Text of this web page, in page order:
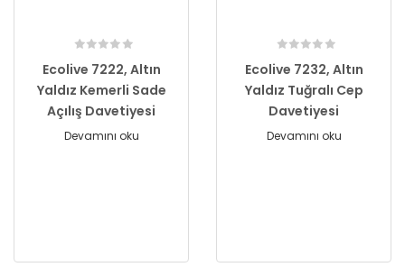
Ecolive 7222, Altın
Yaldız Kemerli Sade
Açılış Davetiyesi
Devamını oku
Ecolive 7232, Altın
Yaldız Tuğralı Cep
Davetiyesi
Devamını oku